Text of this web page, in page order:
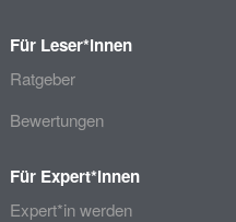
Für Leser*innen
Ratgeber
Bewertungen
Für Expert*innen
Expert*in werden